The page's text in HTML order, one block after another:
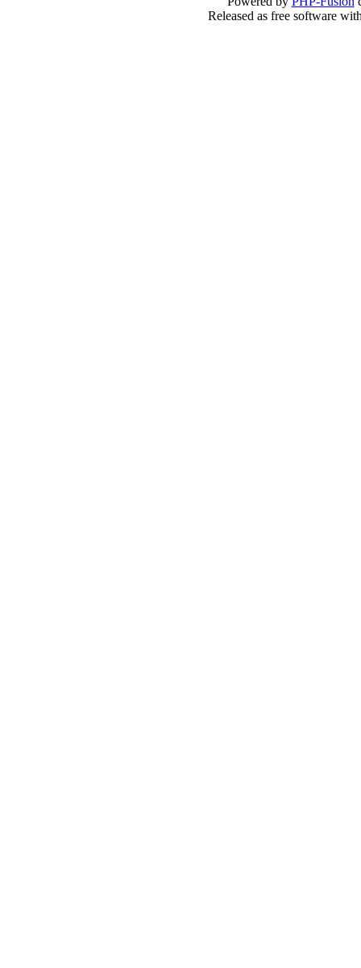
Released as free software